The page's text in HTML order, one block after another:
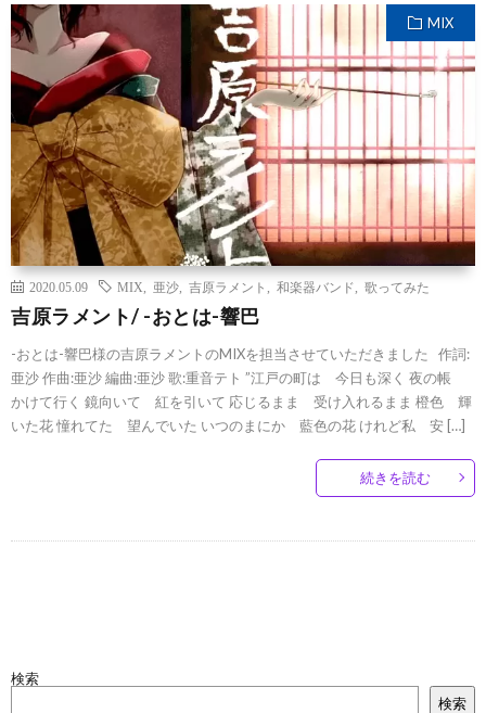
MIX
2020.05.09 MIX 亜沙 吉原ラメント 和楽器バンド 歌ってみた
吉原ラメント/ -おとは-響巴
-おとは-響巴様の吉原ラメントのMIXを担当させていただきました 作詞:
亜沙 作曲:亜沙 編曲:亜沙 歌:重音テト ”江戸の町は 今日も深く 夜の帳
かけて行く 鏡向いて 紅を引いて 応じるまま 受け入れるまま 橙色 輝
いた花 憧れてた 望んでいた いつのまにか 藍色の花 けれど私 安 […]
続きを読む
検索
検索